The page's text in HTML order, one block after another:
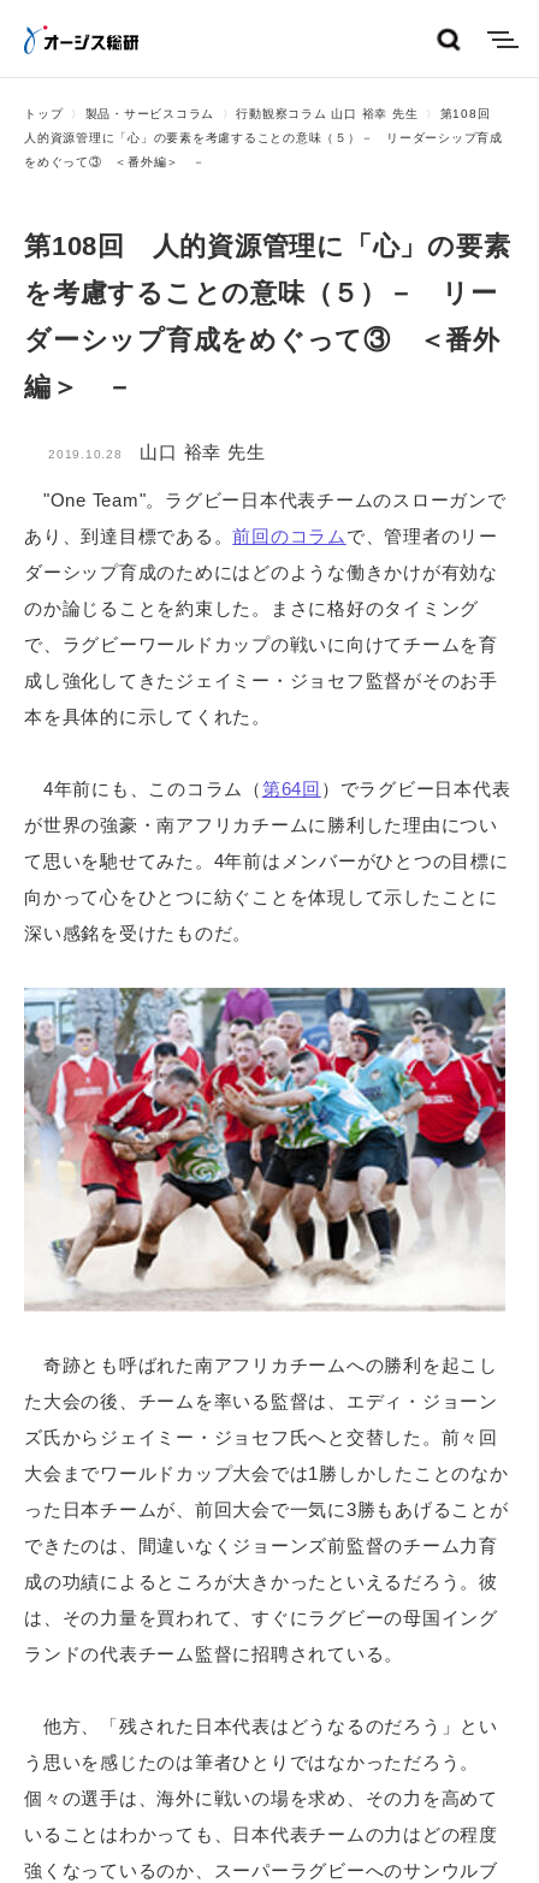
トップ 製品・サービスコラム 行動観察コラム 山口 裕幸 先生
第108回
人的資源管理に「心」の要素を考慮することの意味（５）－ リーダーシップ育成
をめぐって③ ＜番外編＞ －
第108回 人的資源管理に「心」の要素
を考慮することの意味（５）－ リー
ダーシップ育成をめぐって③ ＜番外
編＞ －
2019.10.28 山口 裕幸 先生
"One Team"。ラグビー日本代表チームのスローガンで
あり、到達目標である。前回のコラム で、管理者のリー
ダーシップ育成のためにはどのような働きかけが有効な
のか論じることを約束した。まさに格好のタイミング
で、ラグビーワールドカップの戦いに向けてチームを育
成し強化してきたジェイミー・ジョセフ監督がそのお手
本を具体的に示してくれた。
4年前にも、このコラム（第64回 ）でラグビー日本代表
が世界の強豪・南アフリカチームに勝利した理由につい
て思いを馳せてみた。4年前はメンバーがひとつの目標に
向かって心をひとつに紡ぐことを体現して示したことに
深い感銘を受けたものだ。
奇跡とも呼ばれた南アフリカチームへの勝利を起こし
た大会の後、チームを率いる監督は、エディ・ジョーン
ズ氏からジェイミー・ジョセフ氏へと交替した。前々回
大会までワールドカップ大会では1勝しかしたことのなか
った日本チームが、前回大会で一気に3勝もあげることが
できたのは、間違いなくジョーンズ前監督のチーム力育
成の功績によるところが大きかったといえるだろう。彼
は、その力量を買われて、すぐにラグビーの母国イング
ランドの代表チーム監督に招聘されている。
他方、「残された日本代表はどうなるのだろう」とい
う思いを感じたのは筆者ひとりではなかっただろう。
個々の選手は、海外に戦いの場を求め、その力を高めて
いることはわかっても、日本代表チームの力はどの程度
強くなっているのか、スーパーラグビーへのサンウルブ